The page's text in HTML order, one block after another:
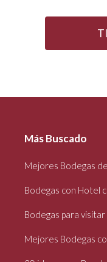
Más Buscado
Mejores Bodegas
Bodegas con Hotel
Bodegas para
Mejores Bodegas